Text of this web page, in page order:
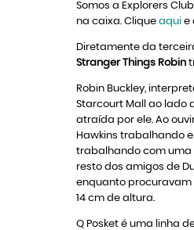
Somos a Explorers
na caixa. Clique aqui e
Diretamente da
Stranger Things Robin
Robin Buckley,
Starcourt Mall ao lado
atraída por ele. Ao
Hawkins trabalhando
trabalhando com uma
resto dos amigos de
enquanto procuravam
14 cm de altura.
Q Posket é uma linha